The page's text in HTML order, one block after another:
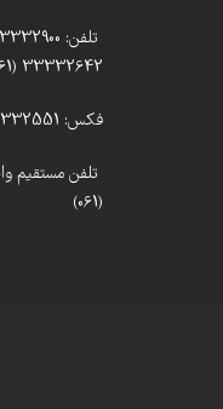
33332642 (061)
فکس: 33332551 (061)
(061)